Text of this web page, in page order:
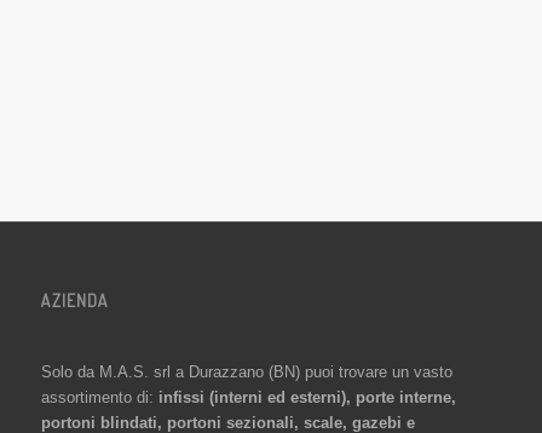
AZIENDA
Solo da M.A.S. srl a Durazzano (BN) puoi trovare un vasto
assortimento di: infissi (interni ed esterni), porte interne,
portoni blindati, portoni sezionali, scale, gazebi e